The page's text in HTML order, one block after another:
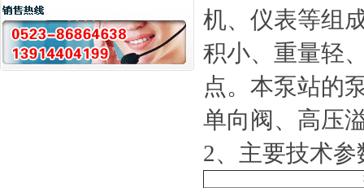
机、仪表等组
积小、重量轻
点。本泵站的
单向阀、高压
2、主要技术参